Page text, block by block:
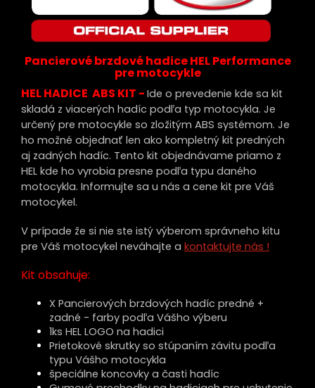
Pancierové brzdové hadice HEL Performance
pre motocykle
HEL HADICE ABS KIT - Ide o prevedenie kde sa kit
skladá z viacerých hadíc podľa typ motocykla. Je
určený pre motocykle so zložitým ABS systémom. Je
ho možné objednať len ako kompletný kit predných
aj zadných hadíc. Tento kit objednávame priamo z
HEL kde ho vyrobia presne podľa typu daného
motocykla. Informujte sa u nás a cene kit pre Váš
motocykel.
V prípade že si nie ste istý výberom správneho kitu
pre Váš motocykel neváhajte a kontaktujte nás !
Kit obsahuje:
X Pancierových brzdových hadíc predné +
zadné - farby podľa Vášho výberu
1ks HEL LOGO na hadici
Prietokové skrutky so stúpaním závitu podľa
typu Vášho motocykla
špeciálne koncovky a časti hadíc